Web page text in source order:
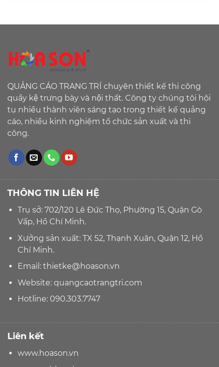
QUẢNG CÁO TRANG TRÍ chuyên thiết kế thi công
quầy kệ trưng bày và nội thất. Công ty chúng tôi hội
tụ nhiều thành viên sáng tạo trong thiết kế quảng
cáo, nhiều kinh nghiệm tổ chức sản xuất và thi
công.
THÔNG TIN LIÊN HỆ
Trụ sở: 702/120 Lê Đức Thọ, Phường 15, Quận Gò
Vấp, Hồ Chí Minh.
Xưởng sản xuất: TX 52, Thạnh Xuân, Quận 12, Hồ
Chí Minh.
Email: thietke@hoason.vn
Website:quangcaotrangtri.com
Hotline: 090.303.7747
Liên kết
www.hoason.vn